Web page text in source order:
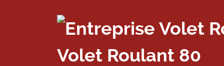
Volet Roulant 80